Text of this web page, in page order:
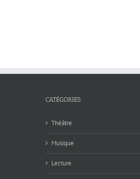
CATÉGORIES
Théâtre
Musique
Lecture